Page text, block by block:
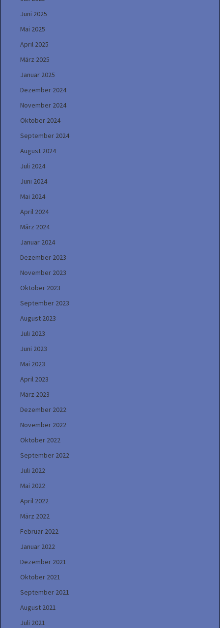
Juni 2025
Mai 2025
April 2025
März 2025
Januar 2025
Dezember 2024
November 2024
Oktober 2024
September 2024
August 2024
Juli 2024
Juni 2024
Mai 2024
April 2024
März 2024
Januar 2024
Dezember 2023
November 2023
Oktober 2023
September 2023
August 2023
Juli 2023
Juni 2023
Mai 2023
April 2023
März 2023
Dezember 2022
November 2022
Oktober 2022
September 2022
Juli 2022
Mai 2022
April 2022
März 2022
Februar 2022
Januar 2022
Dezember 2021
Oktober 2021
September 2021
August 2021
Juli 2021